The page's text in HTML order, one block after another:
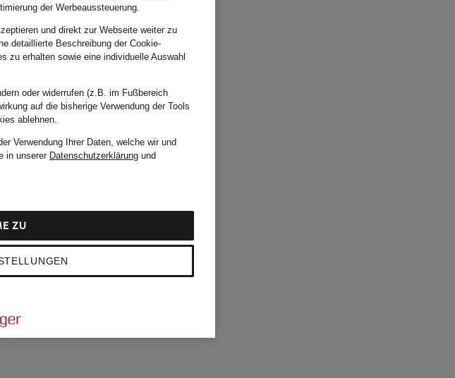
der Werbeaussteuerung.
und direkt zur Webseite weiter zu
detaillierte Beschreibung der Cookie-
zu erhalten sowie eine individuelle Auswahl
oder widerrufen (z.B. im Fußbereich
auf die bisherige Verwendung der Tools
ablehnen.
Verwendung Ihrer Daten, welche wir und
in unserer Datenschutzerklärung und
ZU